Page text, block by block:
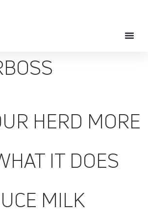
HERD MORE
IT DOES
MILK